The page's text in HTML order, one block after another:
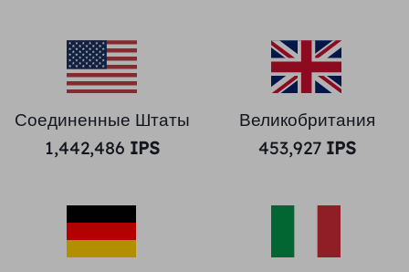
Соединенные Штаты
1,442,486 IPS
Великобритания
453,927IPS